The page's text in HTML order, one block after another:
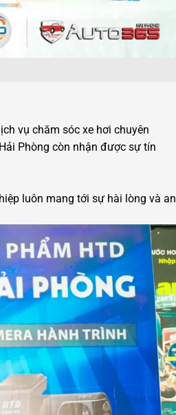
vụ chăm sóc xe hơi chuyên
Phòng còn nhận được sự tín
luôn mang tới sự hài lòng và an